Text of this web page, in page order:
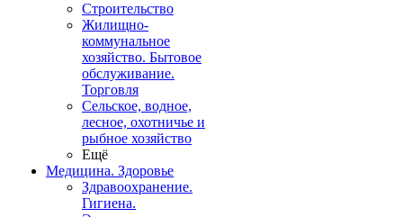
Строительство
Жилищно-
коммунальное
хозяйство. Бытовое
обслуживание.
Торговля
Сельское, водное,
лесное, охотничье и
рыбное хозяйство
Ещё
Медицина. Здоровье
Здравоохранение.
Гигиена.